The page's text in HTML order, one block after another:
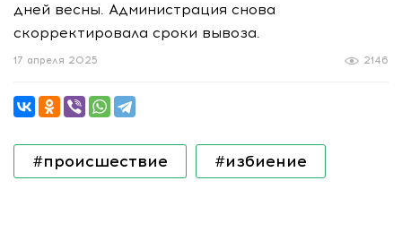
дней весны. Администрация снова
скорректировала сроки вывоза.
2146
17 апреля 2025
#происшествие #избиение